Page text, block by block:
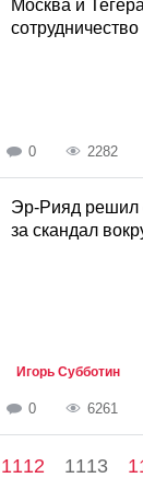
Москва и
0 2282
Эр-Рияд решил
за скандал
Игорь Субботин
0 6261
1112 1113